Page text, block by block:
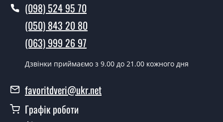
Так робимо. Монтаж дверних полотен проводиться
згідно з чергою, у всі дні крім неділі.
Скільки коштує встановлення дверей
Senator дуб боровой?
от 1800 грн.
Можна на сьогодні викликати
(098) 524 95 70
(050) 843 20 80
(063) 999 26 97
Дзвінки приймаємо з 9.00 до 21.00 кожного дня
favoritdveri@ukr.net
Графік роботи